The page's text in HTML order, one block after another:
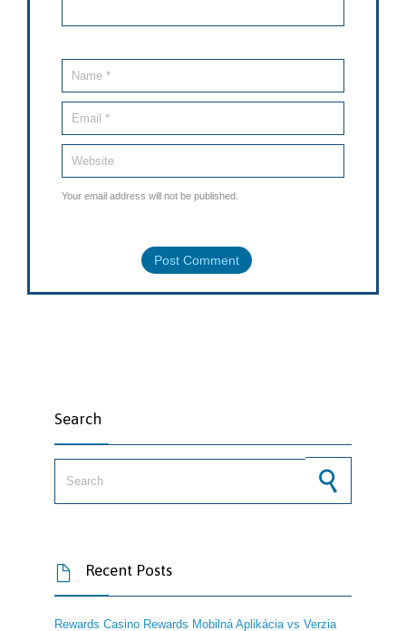
Your email address will not be published.
Search
 Recent Posts
Rewards Casino Rewards Mobilná Aplikácia vs Verzia